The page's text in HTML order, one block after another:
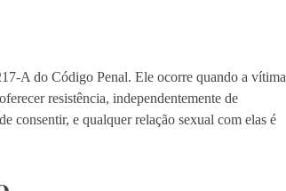
A do Código Penal. Ele ocorre quando a vítima
resistência, independentemente de
consentir, e qualquer relação sexual com elas é